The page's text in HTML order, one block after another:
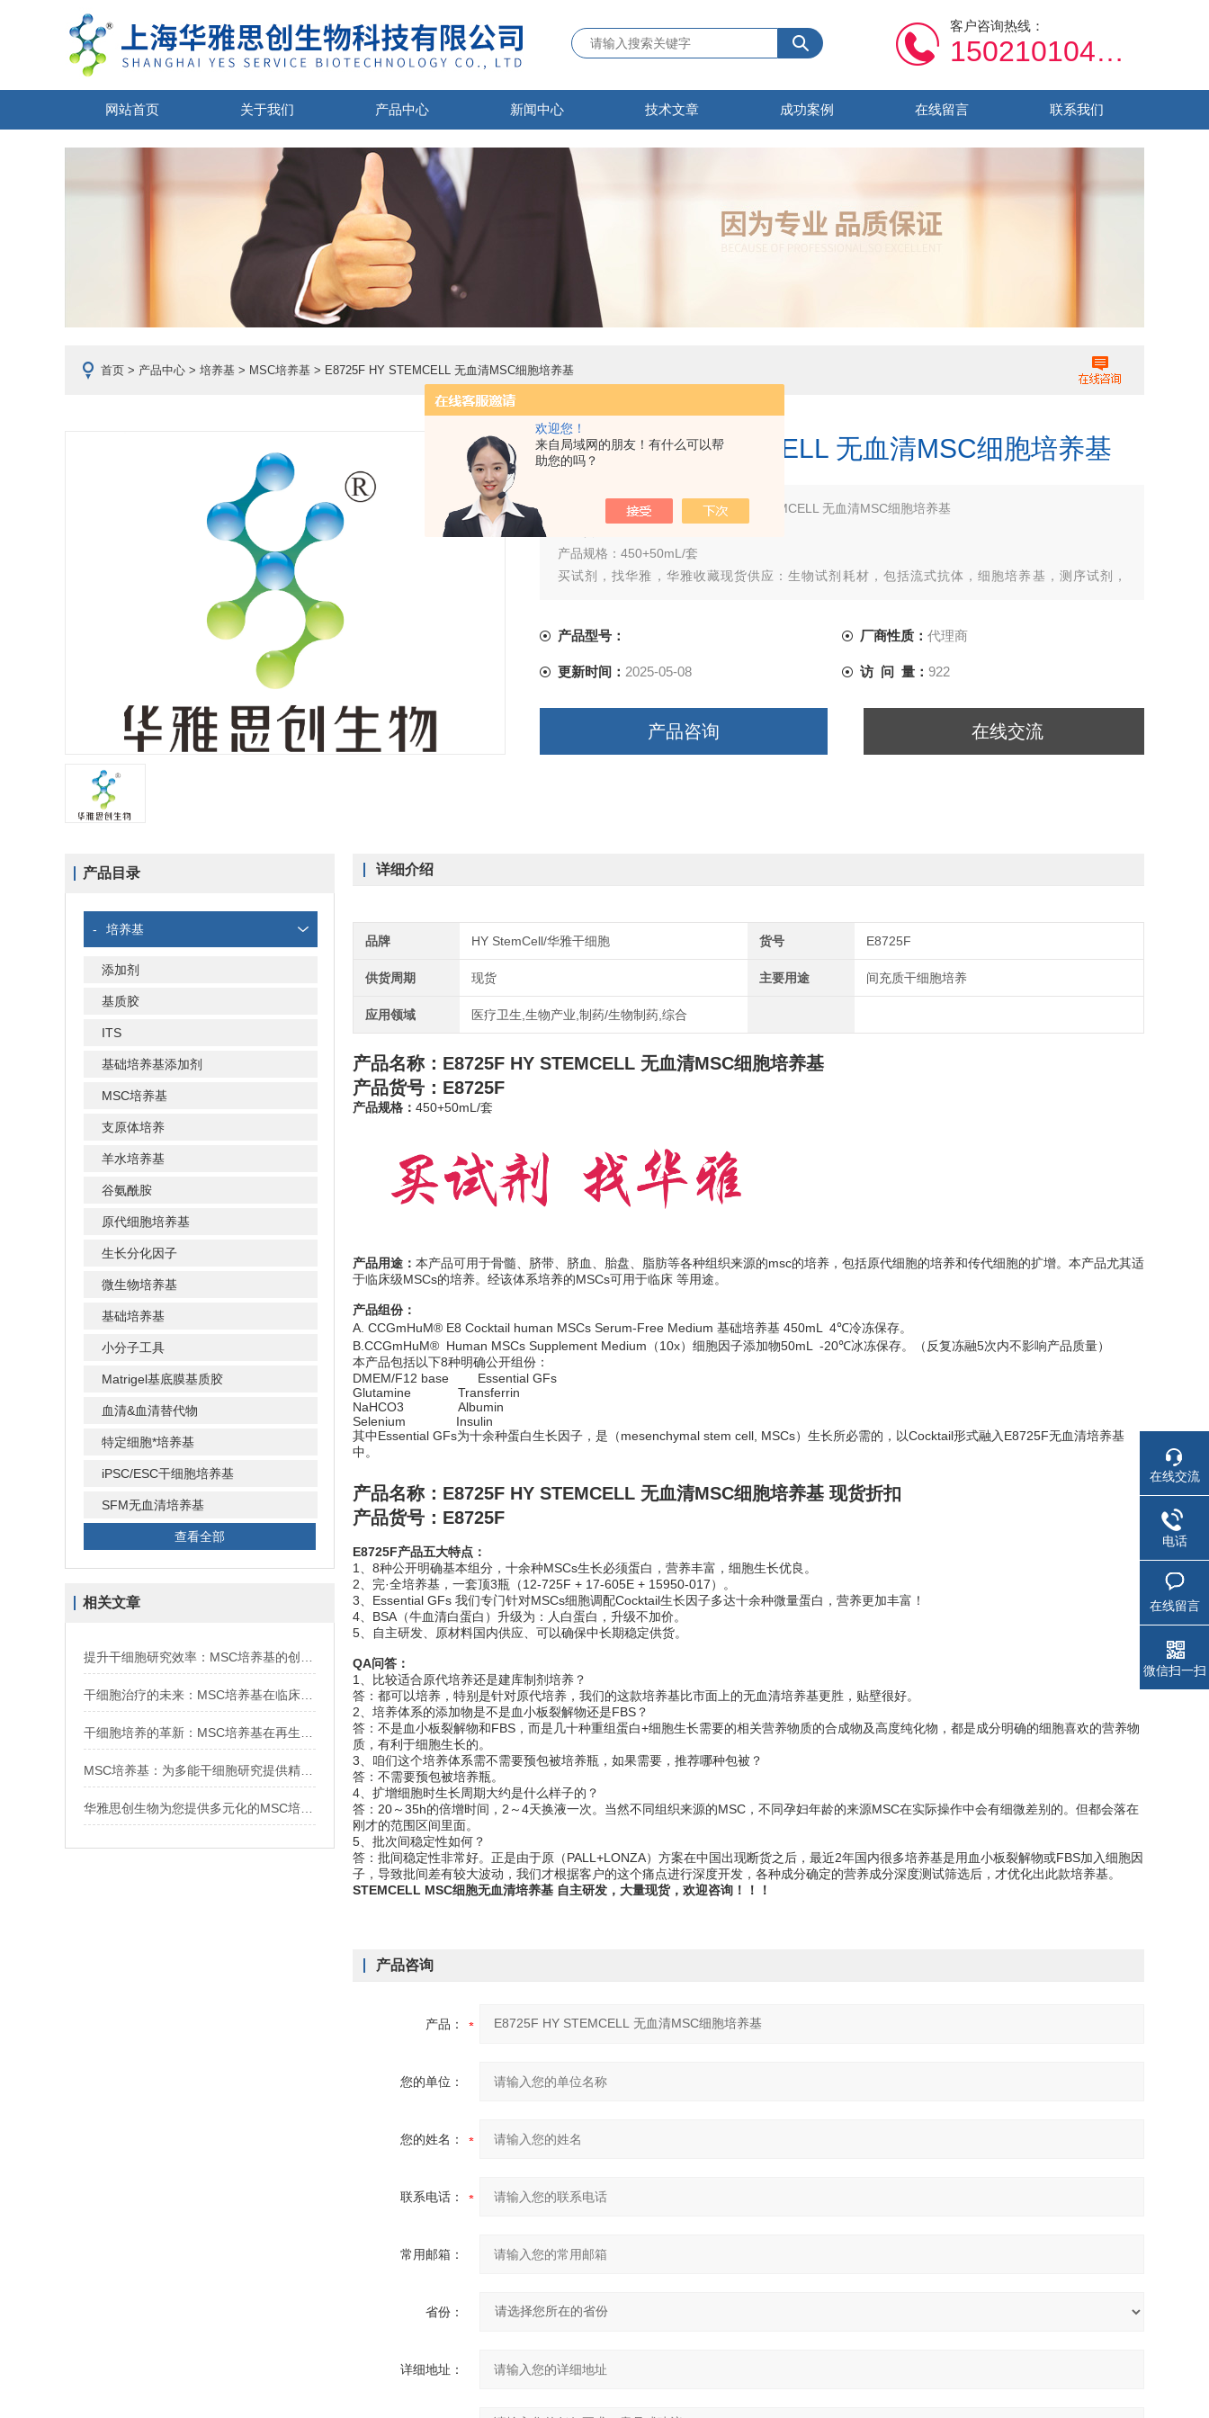
欢迎您！
来自局域网的朋友！有什么可以帮
助您的吗？
客户咨询热线：
15021010459
网站首页 关于我们 产品中心 新闻中心 技术文章 成功案例 在线留言 联系我们
首页 > 产品中心 > 培养基 > MSC培养基 > E8725F HY STEMCELL 无血清MSC细胞培养基
E8725F HY STEMCELL 无血清MSC细胞培养基
产品名称：E8725F HY STEMCELL 无血清MSC细胞培养基
产品规格：450+50mL/套
买试剂，找华雅，华雅收藏现货供应：生物试剂耗材，包括流式抗体，细胞培养基，测序试剂，
产品型号： 厂商性质： 代理商
更新时间： 2025-05-08 访 问 量： 922
产品咨询 在线交流
产品目录
- 培养基
添加剂
基质胶
ITS
基础培养基添加剂
MSC培养基
支原体培养
羊水培养基
谷氨酰胺
原代细胞培养基
生长分化因子
微生物培养基
基础培养基
小分子工具
Matrigel基底膜基质胶
血清&血清替代物
特定细胞*培养基
iPSC/ESC干细胞培养基
SFM无血清培养基
查看全部
相关文章
详细介绍
品牌 HY StemCell/华雅干细胞 货号 E8725F
供货周期 现货 主要用途 间充质干细胞培养
应用领域 医疗卫生,生物产业,制药/生物制药,综合
产品名称： E8725F HY STEMCELL 无血清MSC细胞培养基
产品货号：E8725F
产品规格： 450+50mL/套
产品用途： 本产品可用于骨髓、脐带、脐血、胎盘、脂肪等各种组织来源的msc的培养，包括原代细胞的培养和传代细胞的扩增。本产品尤其适
于临床级MSCs的培养。经该体系培养的MSCs可用于临床 等用途。
产品组份：
A. CCGmHuM® E8 Cocktail human MSCs Serum-Free Medium 基础培养基 450mL 4℃冷冻保存。
B.CCGmHuM® Human MSCs Supplement Medium（10x）细胞因子添加物50mL -20℃冰冻保存。（反复冻融5次内不影响产品质量）
本产品包括以下8种明确公开组份：
DMEM/F12 base Essential GFs
Glutamine Transferrin
NaHCO3 Albumin
Selenium Insulin
其中Essential GFs为十余种蛋白生长因子，是（mesenchymal stem cell, MSCs）生长所必需的，以Cocktail形式融入E8725F无血清培养基
中。
产品名称： E8725F HY STEMCELL 无血清MSC细胞培养基 现货折扣
产品货号：E8725F
E8725F产品五大特点：
1、8种公开明确基本组分，十余种MSCs生长必须蛋白，营养丰富，细胞生长优良。
2、完·全培养基，一套顶3瓶（12-725F + 17-605E + 15950-017）。
3、Essential GFs 我们专门针对MSCs细胞调配Cocktail生长因子多达十余种微量蛋白，营养更加丰富！
4、BSA（牛血清白蛋白）升级为：人白蛋白，升级不加价。
5、自主研发、原材料国内供应、可以确保中长期稳定供货。
QA问答：
1、比较适合原代培养还是建库制剂培养？
答：都可以培养，特别是针对原代培养，我们的这款培养基比市面上的无血清培养基更胜，贴壁很好。
2、培养体系的添加物是不是血小板裂解物还是FBS？
答：不是血小板裂解物和FBS，而是几十种重组蛋白+细胞生长需要的相关营养物质的合成物及高度纯化物，都是成分明确的细胞喜欢的营养物
质，有利于细胞生长的。
3、咱们这个培养体系需不需要预包被培养瓶，如果需要，推荐哪种包被？
答：不需要预包被培养瓶。
4、扩增细胞时生长周期大约是什么样子的？
答：20～35h的倍增时间，2～4天换液一次。当然不同组织来源的MSC，不同孕妇年龄的来源MSC在实际操作中会有细微差别的。但都会落在
刚才的范围区间里面。
5、批次间稳定性如何？
答：批间稳定性非常好。正是由于原（PALL+LONZA）方案在中国出现断货之后，最近2年国内很多培养基是用血小板裂解物或FBS加入细胞因
子，导致批间差有较大波动，我们才根据客户的这个痛点进行深度开发，各种成分确定的营养成分深度测试筛选后，才优化出此款培养基。
STEMCELL MSC细胞无血清培养基 自主研发，大量现货，欢迎咨询！！！
产品咨询
产品：
您的单位：
您的姓名：
联系电话：
常用邮箱：
省份：
详细地址：
在线交流
电话
在线留言
微信扫一扫